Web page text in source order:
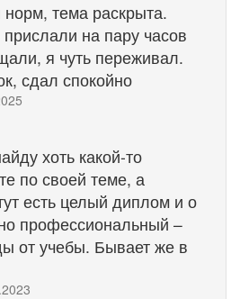
норм, тема раскрыта.
на пару часов
я чуть переживал.
сдал спокойно
хоть какой-то
по своей теме, а
есть целый диплом и о
профессиональный –
от учебы. Бывает же в